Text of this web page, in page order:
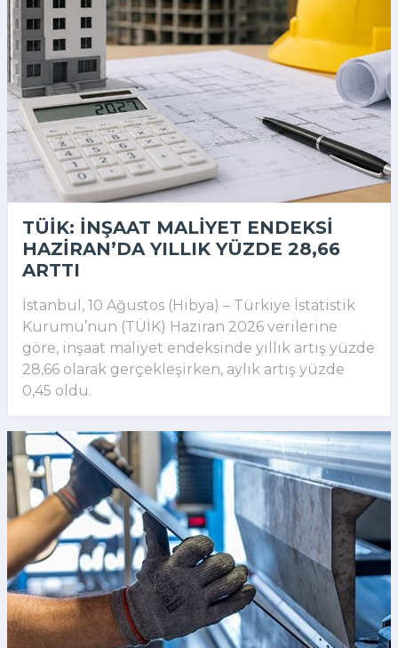
TÜİK: İNŞAAT MALIYET ENDEKSI
HAZIRAN’DA YILLIK YÜZDE 28,66
ARTTI
İstanbul, 10 Ağustos (Hibya) – Türkiye İstatistik
Kurumu’nun (TÜİK) Haziran 2026 verilerine
göre, inşaat maliyet endeksinde yıllık artış yüzde
28,66 olarak gerçekleşirken, aylık artış yüzde
0,45 oldu.